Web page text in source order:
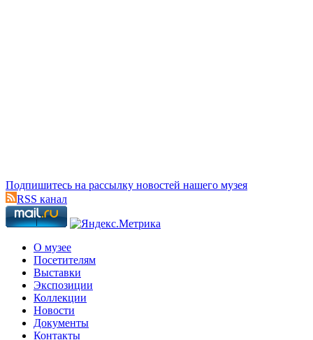
Подпишитесь на рассылку новостей нашего музея
RSS канал
О музее
Посетителям
Выставки
Экспозиции
Коллекции
Новости
Документы
Контакты